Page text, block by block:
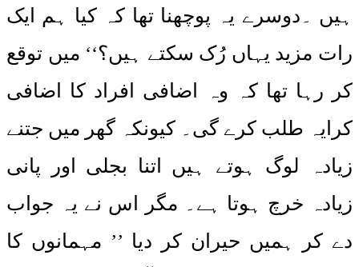
ہیں ۔دوسرے یہ پوچھنا تھا کہ کیا ہم ایک
رات مزید یہاں رُک سکتے ہیں؟‘‘ میں توقع
کر رہا تھا کہ وہ اضافی افراد کا اضافی
کرایہ طلب کرے گی۔ کیونکہ گھر میں جتنے
زیادہ لوگ ہوتے ہیں اتنا بجلی اور پانی
زیادہ خرچ ہوتا ہے۔ مگر اس نے یہ جواب
دے کر ہمیں حیران کر دیا ’’ مہمانوں کا